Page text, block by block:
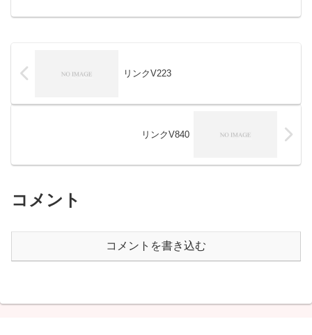
リンクV223
リンクV840
コメント
コメントを書き込む